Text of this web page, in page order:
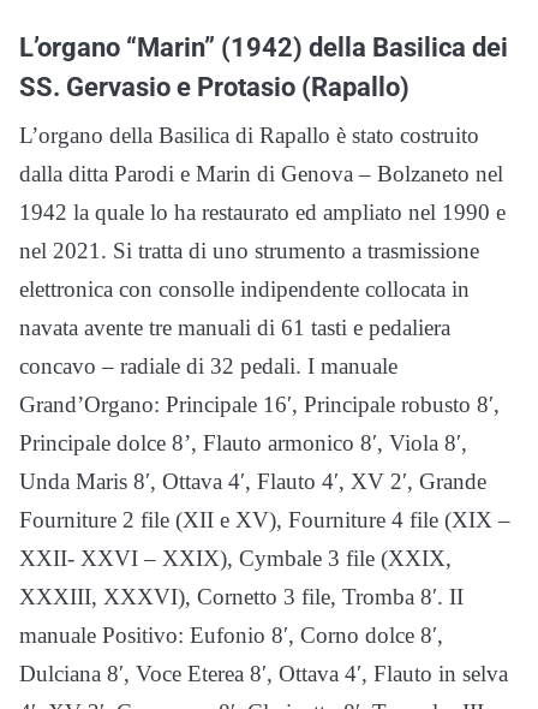
L’organo “Marin” (1942) della Basilica dei
SS. Gervasio e Protasio (Rapallo)
L’organo della Basilica di Rapallo è stato costruito
dalla ditta Parodi e Marin di Genova – Bolzaneto nel
1942 la quale lo ha restaurato ed ampliato nel 1990 e
nel 2021. Si tratta di uno strumento a trasmissione
elettronica con consolle indipendente collocata in
navata avente tre manuali di 61 tasti e pedaliera
concavo – radiale di 32 pedali. I manuale
Grand’Organo: Principale 16′, Principale robusto 8′,
Principale dolce 8’, Flauto armonico 8′, Viola 8′,
Unda Maris 8′, Ottava 4′, Flauto 4′, XV 2′, Grande
Fourniture 2 file (XII e XV), Fourniture 4 file (XIX –
XXII- XXVI – XXIX), Cymbale 3 file (XXIX,
XXXIII, XXXVI), Cornetto 3 file, Tromba 8′. II
manuale Positivo: Eufonio 8′, Corno dolce 8′,
Dulciana 8′, Voce Eterea 8′, Ottava 4′, Flauto in selva